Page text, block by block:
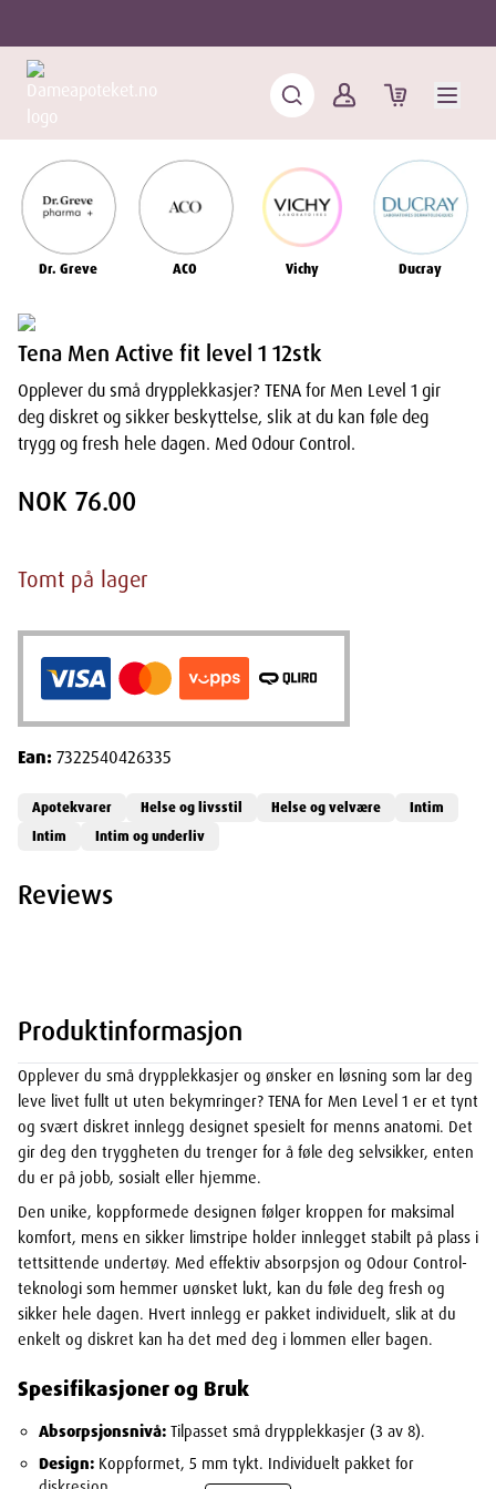
Dr. Greve ACO Vichy Ducray
Produktinformasjon
Opplever du små drypplekkasjer og ønsker en løsning som lar deg
leve livet fullt ut uten bekymringer? TENA for Men Level 1 er et tynt
og svært diskret innlegg designet spesielt for menns anatomi. Det
gir deg den tryggheten du trenger for å føle deg selvsikker, enten
du er på jobb, sosialt eller hjemme.
Den unike, koppformede designen følger kroppen for maksimal
komfort, mens en sikker limstripe holder innlegget stabilt på plass i
tettsittende undertøy. Med effektiv absorpsjon og Odour Control-
teknologi som hemmer uønsket lukt, kan du føle deg fresh og
sikker hele dagen. Hvert innlegg er pakket individuelt, slik at du
enkelt og diskret kan ha det med deg i lommen eller bagen.
Spesifikasjoner og Bruk
Absorpsjonsnivå: Tilpasset små drypplekkasjer (3 av 8).
Design: Koppformet, 5 mm tykt. Individuelt pakket for
Tena Men Active fit level 1 12stk
Opplever du små drypplekkasjer? TENA for Men Level 1 gir
deg diskret og sikker beskyttelse, slik at du kan føle deg
trygg og fresh hele dagen. Med Odour Control.
NOK 76.00
Tomt på lager
Ean:7322540426335
Apotekvarer Helse og livsstil Helse og velvære
Intim
Intim
Intim og underliv
Reviews